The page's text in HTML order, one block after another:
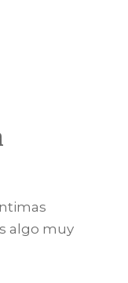
algo muy